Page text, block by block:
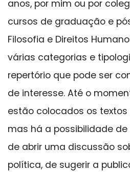
anos, por mim ou por
cursos de graduação e
Filosofia e Direitos
várias categorias e
repertório que pode ser
de interesse. Até o
estão colocados os
mas há a possibilidade
de abrir uma discussão
política, de sugerir a